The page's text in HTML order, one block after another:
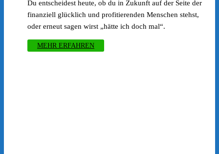
Du entscheidest heute, ob du in Zukunft auf der Seite der
finanziell glücklich und profitierenden Menschen stehst,
oder erneut sagen wirst „hätte ich doch mal“.
MEHR ERFAHREN